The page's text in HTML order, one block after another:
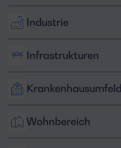
Industrie
Infrastrukturen
Krankenhausumfeld
Wohnbereich